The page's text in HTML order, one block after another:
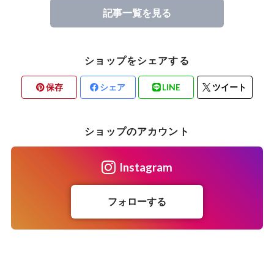
記事一覧を見る
ショップをシェアする
保存 シェア LINE ツイート
ショップのアカウント
Instagram
フォローする